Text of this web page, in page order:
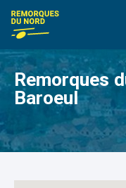
Remorques du nord
Accueil>
Remorques
Baroeul